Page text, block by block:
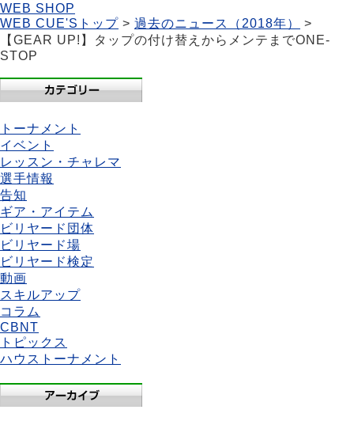
WEB SHOP
WEB CUE'Sトップ > 過去のニュース（2018年）
>
【GEAR UP!】タップの付け替えからメンテまでONE-
STOP
トーナメント
イベント
レッスン・チャレマ
選手情報
告知
ギア・アイテム
ビリヤード団体
ビリヤード場
ビリヤード検定
動画
スキルアップ
コラム
CBNT
トピックス
ハウストーナメント